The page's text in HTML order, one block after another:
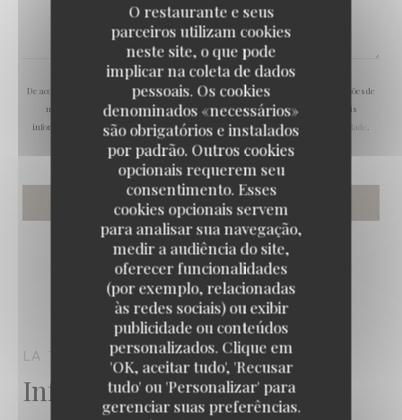
O restaurante e seus
parceiros utilizam cookies
neste site, o que pode
implicar na coleta de dados
pessoais. Os cookies
denominados «necessários»
são obrigatórios e instalados
por padrão. Outros cookies
opcionais requerem seu
consentimento. Esses
cookies opcionais servem
para analisar sua navegação,
medir a audiência do site,
oferecer funcionalidades
(por exemplo, relacionadas
às redes sociais) ou exibir
publicidade ou conteúdos
personalizados. Clique em
'OK, aceitar tudo', 'Recusar
tudo' ou 'Personalizar' para
gerenciar suas preferências.
De acordo com a legislação de proteção de dados, tem o direito de se opor a comunicações de
marketing. Pode registar-se na Lista Robinson através derobinson.pt
. Para mais
informações sobre o tratamento dos seus dados, consulte a nossapolítica de privacidade
LA TABLE DE CATUSSEAUPOMEROL
Informações gerais
LA TABLE DE CATUSSEAU